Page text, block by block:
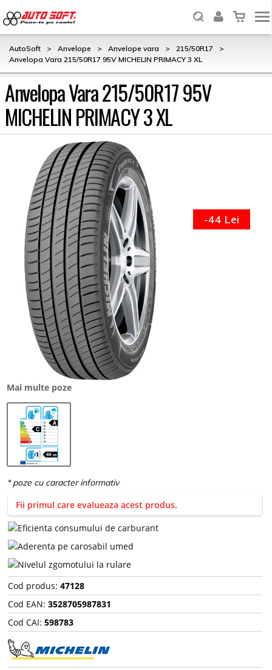
AutoSoft > Anvelope > Anvelope vara > 215/50R17
>
Anvelopa Vara 215/50R17 95V MICHELIN PRIMACY 3 XL
Anvelopa Vara 215/50R17 95V
MICHELIN PRIMACY 3 XL
Mai multe poze
-44 Lei
Fii primul care evalueaza acest produs.
Cod produs: 47128
Cod EAN: 3528705987831
Cod CAI: 598783